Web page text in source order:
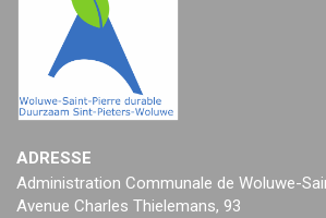
ADRESSE
Administration Communale de Woluwe-
Avenue Charles Thielemans, 93